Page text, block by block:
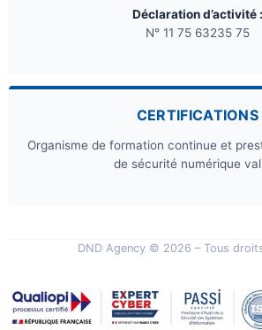
Déclaration d’activité :
N° 11 75 63235 75
CERTIFICATIONS
Organisme de formation continue et
de sécurité numérique
DND Agency © 2026 – Tous